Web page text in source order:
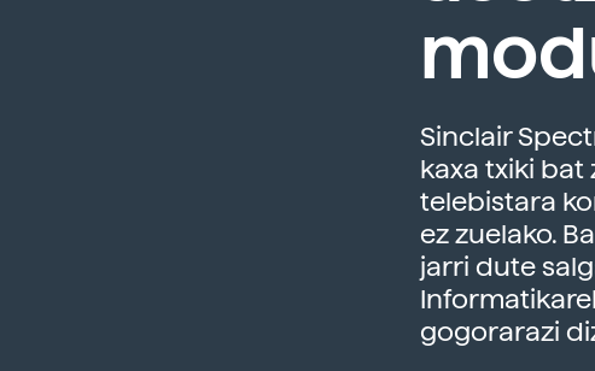
Sinclair
kaxa txiki bat
telebistara
ez zuelako.
jarri dute
gogorarazi